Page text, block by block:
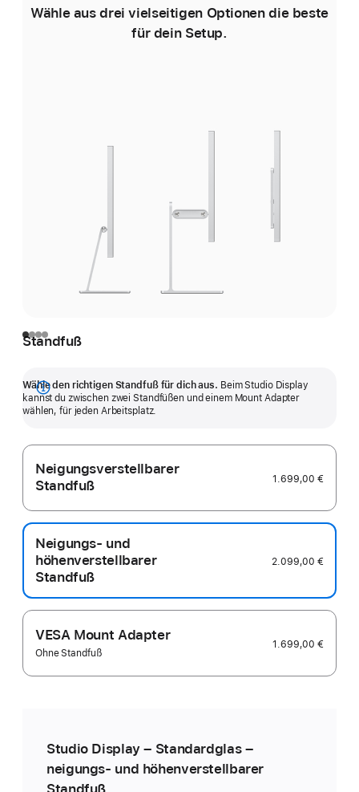
Wähle aus drei vielseitigen Optionen die beste
für dein Setup.
Standfuß
Wähle den richtigen Standfuß für dich aus. Beim Studio Display
kannst du zwischen zwei Stand­füßen und einem Mount Adapter
wählen, für jeden Arbeitsplatz.
Mehr
anzeigen
Neigungsverstellbarer
Standfuß
1.699,00 €
Neigungs- und
höhenverstellbarer
Standfuß
2.099,00 €
VESA Mount Adapter
Ohne Standfuß
1.699,00 €
Studio Display – Standardglas –
neigungs­- und höhen­verstellbarer
Standfuß